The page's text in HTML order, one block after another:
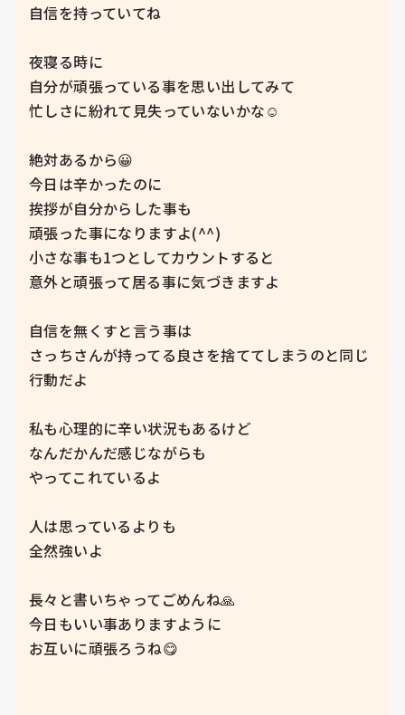
自信を持っていてね
夜寝る時に
自分が頑張っている事を思い出してみて
忙しさに紛れて見失っていないかな☺️
絶対あるから😀
今日は辛かったのに
挨拶が自分からした事も
頑張った事になりますよ(^^)
小さな事も1つとしてカウントすると
意外と頑張って居る事に気づきますよ
自信を無くすと言う事は
さっちさんが持ってる良さを捨ててしまうのと同じ
行動だよ
私も心理的に辛い状況もあるけど
なんだかんだ感じながらも
やってこれているよ
人は思っているよりも
全然強いよ
長々と書いちゃってごめんね🙏
今日もいい事ありますように
お互いに頑張ろうね😋